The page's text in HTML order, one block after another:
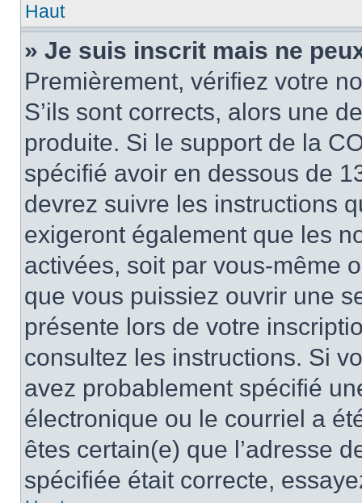
Haut
» Je suis inscrit mais ne
Premièrement, vérifiez votre
S’ils sont corrects, alors une
produite. Si le support de la
spécifié avoir en dessous de
devrez suivre les instructions
exigeront également que les
activées, soit par vous-même
que vous puissiez ouvrir une
présente lors de votre
consultez les instructions. Si
avez probablement spécifié
électronique ou le courriel a
êtes certain(e) que l’adresse
spécifiée était correcte,